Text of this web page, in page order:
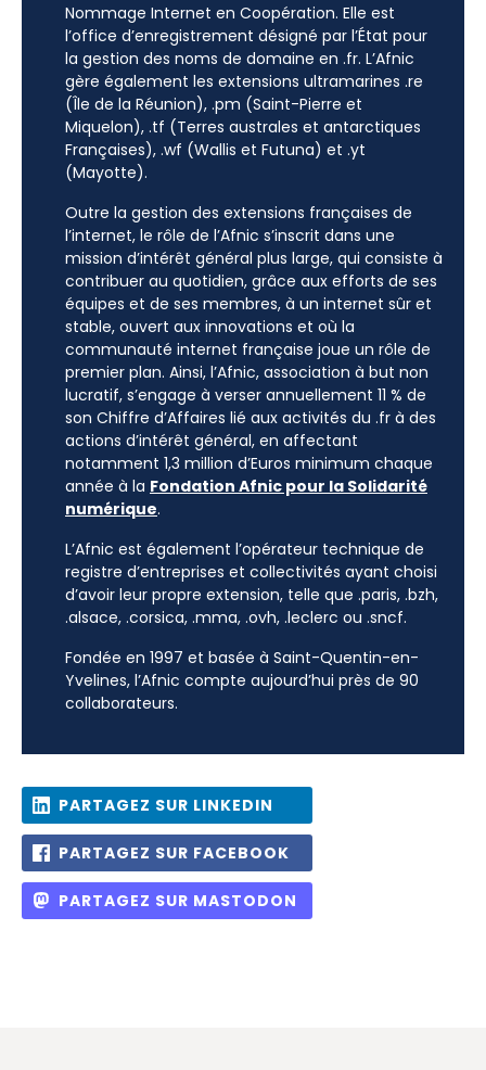
Nommage Internet en Coopération. Elle est
l’office d’enregistrement désigné par l’État pour
la gestion des noms de domaine en .fr. L’Afnic
gère également les extensions ultramarines .re
(Île de la Réunion), .pm (Saint-Pierre et
Miquelon), .tf (Terres australes et antarctiques
Françaises), .wf (Wallis et Futuna) et .yt
(Mayotte).
Outre la gestion des extensions françaises de
l’internet, le rôle de l’Afnic s’inscrit dans une
mission d’intérêt général plus large, qui consiste à
contribuer au quotidien, grâce aux efforts de ses
équipes et de ses membres, à un internet sûr et
stable, ouvert aux innovations et où la
communauté internet française joue un rôle de
premier plan. Ainsi, l’Afnic, association à but non
lucratif, s’engage à verser annuellement 11 % de
son Chiffre d’Affaires lié aux activités du .fr à des
actions d’intérêt général, en affectant
notamment 1,3 million d’Euros minimum chaque
année à la Fondation Afnic pour la Solidarité
numérique.
L’Afnic est également l’opérateur technique de
registre d’entreprises et collectivités ayant choisi
d’avoir leur propre extension, telle que .paris, .bzh,
.alsace, .corsica, .mma, .ovh, .leclerc ou .sncf.
Fondée en 1997 et basée à Saint-Quentin-en-
Yvelines, l’Afnic compte aujourd’hui près de 90
collaborateurs.
PARTAGEZ SUR LINKEDIN
PARTAGEZ SUR FACEBOOK
PARTAGEZ SUR MASTODON